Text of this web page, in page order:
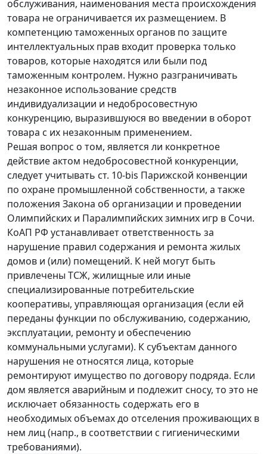
обслуживания, наименования места происхождения
товара не ограничивается их размещением. В
компетенцию таможенных органов по защите
интеллектуальных прав входит проверка только
товаров, которые находятся или были под
таможенным контролем. Нужно разграничивать
незаконное использование средств
индивидуализации и недобросовестную
конкуренцию, выразившуюся во введении в оборот
товара с их незаконным применением.
Решая вопрос о том, является ли конкретное
действие актом недобросовестной конкуренции,
следует учитывать ст. 10-bis Парижской конвенции
по охране промышленной собственности, а также
положения Закона об организации и проведении
Олимпийских и Паралимпийских зимних игр в Сочи.
КоАП РФ устанавливает ответственность за
нарушение правил содержания и ремонта жилых
домов и (или) помещений. К ней могут быть
привлечены ТСЖ, жилищные или иные
специализированные потребительские
кооперативы, управляющая организация (если ей
переданы функции по обслуживанию, содержанию,
эксплуатации, ремонту и обеспечению
коммунальными услугами). К субъектам данного
нарушения не относятся лица, которые
ремонтируют имущество по договору подряда. Если
дом является аварийным и подлежит сносу, то это не
исключает обязанность содержать его в
необходимых объемах до отселения проживающих в
нем лиц (напр., в соответствии с гигиеническими
требованиями).